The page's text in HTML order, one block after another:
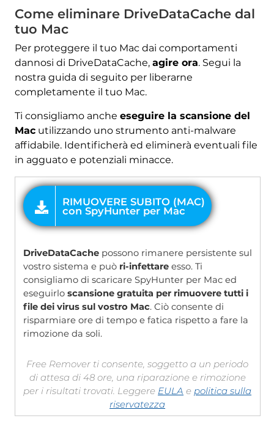
Come eliminare DriveDataCache dal
tuo Mac
Per proteggere il tuo Mac dai comportamenti
dannosi di DriveDataCache, agire ora. Segui la
nostra guida di seguito per liberarne
completamente il tuo Mac.
Ti consigliamo anche eseguire la scansione del
Macutilizzando uno strumento anti-malware
affidabile. Identificherà ed eliminerà eventuali file
in agguato e potenziali minacce.
RIMUOVERE SUBITO (MAC)
con SpyHunter per Mac
DriveDataCachepossono rimanere persistente sul
vostro sistema e può ri-infettareesso. Ti
consigliamo di scaricare SpyHunter per Mac ed
eseguirlo scansione gratuita per rimuovere tutti i
file dei virus sul vostro Mac. Ciò consente di
risparmiare ore di tempo e fatica rispetto a fare la
rimozione da soli.
Free Remover ti consente, soggetto a un periodo
di attesa di 48 ore, una riparazione e rimozione
per i risultati trovati. Leggere EULA epolitica sulla
riservatezza